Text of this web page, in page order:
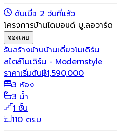
ดันเมื่อ 2 วันที่แล้ว
โครงการบ้านไดมอนด์ บูเลอวาร์ด
จองเลย
รับสร้างบ้านบ้านเดี่ยวโมเดิร์น
สไตล์โมเดิร์น - Modernstyle
ราคาเริ่มต้น฿1,590,000
3 ห้อง
3 น้ำ
1 ชั้น
110 ตร.ม